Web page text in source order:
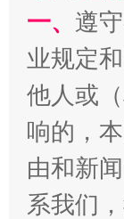
习
一、 遵
业规定
他人或
响的，
由和新
系我们